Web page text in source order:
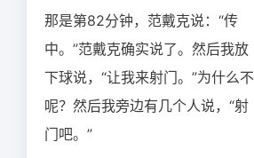
那是第82分钟，范戴克说：“传
中。”范戴克确实说了。然后我放
下球说，“让我来射门。”为什么不
呢？然后我旁边有几个人说，“射
门吧。”